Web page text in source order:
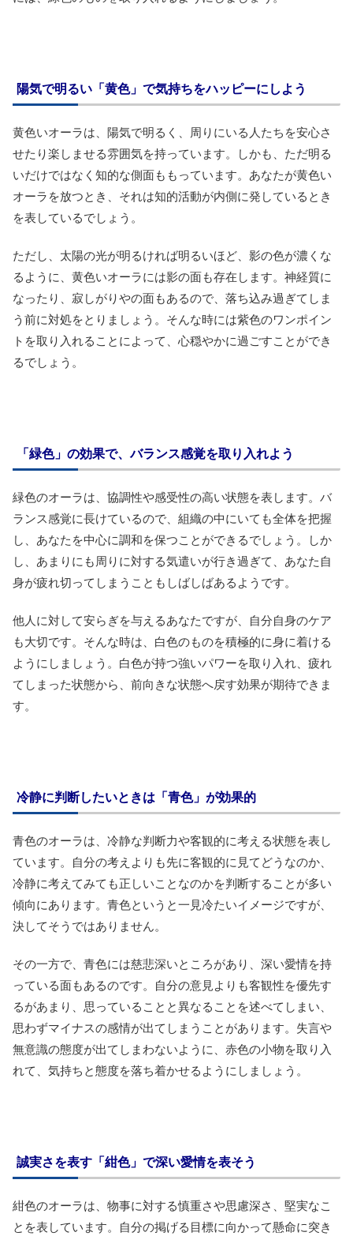
陽気で明るい「黄色」で気持ちをハッピーにしよう
黄色いオーラは、陽気で明るく、周りにいる人たちを安心さ
せたり楽しませる雰囲気を持っています。しかも、ただ明る
いだけではなく知的な側面ももっています。あなたが黄色い
オーラを放つとき、それは知的活動が内側に発しているとき
を表しているでしょう。
ただし、太陽の光が明るければ明るいほど、影の色が濃くな
るように、黄色いオーラには影の面も存在します。神経質に
なったり、寂しがりやの面もあるので、落ち込み過ぎてしま
う前に対処をとりましょう。そんな時には紫色のワンポイン
トを取り入れることによって、心穏やかに過ごすことができ
るでしょう。
「緑色」の効果で、バランス感覚を取り入れよう
緑色のオーラは、協調性や感受性の高い状態を表します。バ
ランス感覚に長けているので、組織の中にいても全体を把握
し、あなたを中心に調和を保つことができるでしょう。しか
し、あまりにも周りに対する気遣いが行き過ぎて、あなた自
身が疲れ切ってしまうこともしばしばあるようです。
他人に対して安らぎを与えるあなたですが、自分自身のケア
も大切です。そんな時は、白色のものを積極的に身に着ける
ようにしましょう。白色が持つ強いパワーを取り入れ、疲れ
てしまった状態から、前向きな状態へ戻す効果が期待できま
す。
冷静に判断したいときは「青色」が効果的
青色のオーラは、冷静な判断力や客観的に考える状態を表し
ています。自分の考えよりも先に客観的に見てどうなのか、
冷静に考えてみても正しいことなのかを判断することが多い
傾向にあります。青色というと一見冷たいイメージですが、
決してそうではありません。
その一方で、青色には慈悲深いところがあり、深い愛情を持
っている面もあるのです。自分の意見よりも客観性を優先す
るがあまり、思っていることと異なることを述べてしまい、
思わずマイナスの感情が出てしまうことがあります。失言や
無意識の態度が出てしまわないように、赤色の小物を取り入
れて、気持ちと態度を落ち着かせるようにしましょう。
誠実さを表す「紺色」で深い愛情を表そう
紺色のオーラは、物事に対する慎重さや思慮深さ、堅実なこ
とを表しています。自分の掲げる目標に向かって懸命に突き